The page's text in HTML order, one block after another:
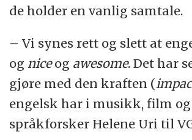
de holder en vanlig samtale.
– Vi synes rett og slett at
og niceog awesome. Det har
gjøre med den kraften (
engelsk har i musikk, film og
språkforsker Helene Uri til